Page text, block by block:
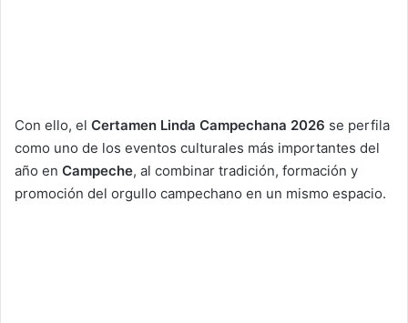
Con ello, el Certamen Linda Campechana 2026 se perfila
como uno de los eventos culturales más importantes del
año en Campeche, al combinar tradición, formación y
promoción del orgullo campechano en un mismo espacio.